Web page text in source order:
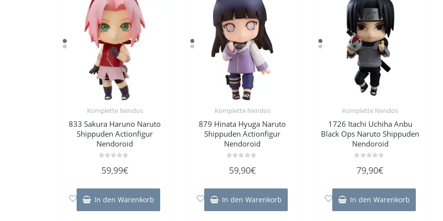
Komplette Nendos
833 Sakura Haruno Naruto
Shippuden Actionfigur
Nendoroid
mit
5
59,99€
In den Warenkorb
Komplette Nendos
879 Hinata Hyuga Naruto
Shippuden Actionfigur
Nendoroid
mit
5
59,90€
In den Warenkorb
Komplette Nendos
1726 Itachi Uchiha Anbu
Black Ops Naruto Shippuden
Nendoroid
mit
5
79,90€
In den Warenkorb